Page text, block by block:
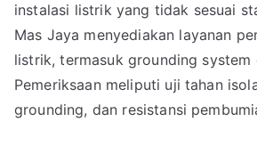
instalasi listrik yang tidak sesuai
Mas Jaya menyediakan layanan
listrik, termasuk grounding
Pemeriksaan meliputi uji tahan
grounding, dan resistansi